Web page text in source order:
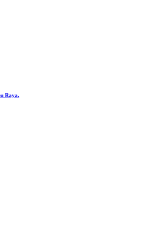
Raya.